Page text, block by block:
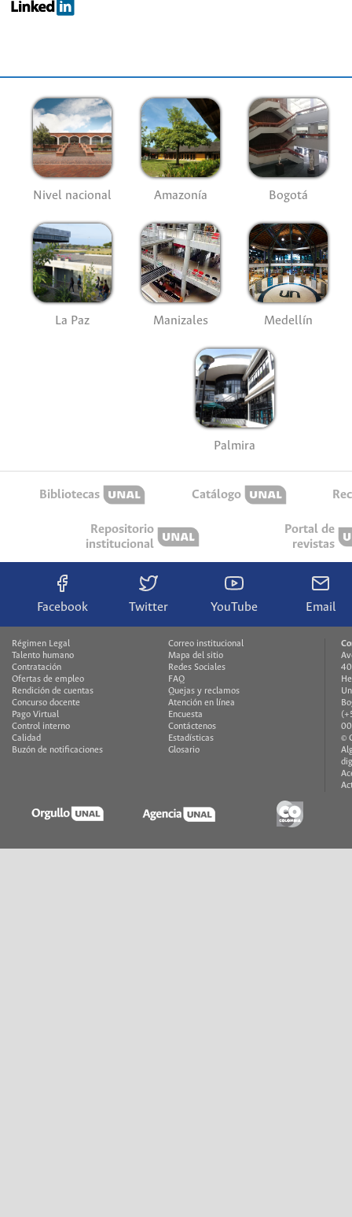
Nivel nacional Amazonía Bogotá
La Paz Manizales Medellín
Palmira
Bibliotecas Catálogo
Repositorio
institucional
Portal de
revistas
Facebook Twitter YouTube Email
Régimen Legal
Talento humano
Contratación
Ofertas de empleo
Rendición de cuentas
Concurso docente
Pago Virtual
Control interno
Calidad
Buzón de notificaciones
Correo institucional
Mapa del sitio
Redes Sociales
FAQ
Quejas y reclamos
Atención en línea
Encuesta
Contáctenos
Estadísticas
Glosario
©